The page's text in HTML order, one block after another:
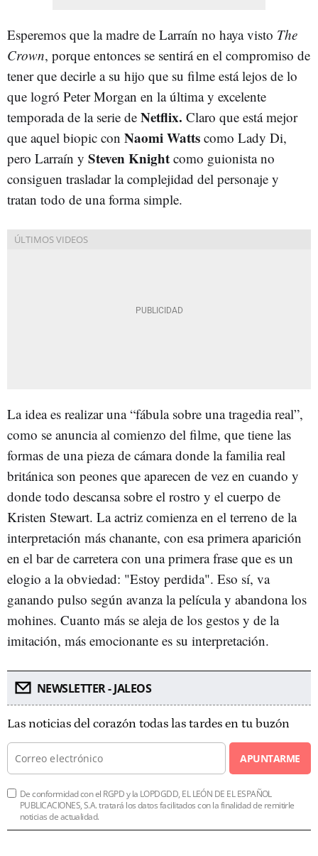
Esperemos que la madre de Larraín no haya visto The
Crown, porque entonces se sentirá en el compromiso de
tener que decirle a su hijo que su filme está lejos de lo
que logró Peter Morgan en la última y excelente
temporada de la serie de Netflix. Claro que está mejor
que aquel biopic con Naomi Watts como Lady Di,
pero Larraín y Steven Knight como guionista no
consiguen trasladar la complejidad del personaje y
tratan todo de una forma simple.
La idea es realizar una “fábula sobre una tragedia real”,
como se anuncia al comienzo del filme, que tiene las
formas de una pieza de cámara donde la familia real
británica son peones que aparecen de vez en cuando y
donde todo descansa sobre el rostro y el cuerpo de
Kristen Stewart. La actriz comienza en el terreno de la
interpretación más chanante, con esa primera aparición
en el bar de carretera con una primera frase que es un
elogio a la obviedad: "Estoy perdida". Eso sí, va
ganando pulso según avanza la película y abandona los
mohines. Cuanto más se aleja de los gestos y de la
imitación, más emocionante es su interpretación.
NEWSLETTER - JALEOS
Las noticias del corazón todas las tardes en tu buzón
APUNTARME
De conformidad con el RGPD y la LOPDGDD, EL LEÓN DE EL ESPAÑOL
PUBLICACIONES, S.A. tratará los datos facilitados con la finalidad de remitirle
noticias de actualidad.